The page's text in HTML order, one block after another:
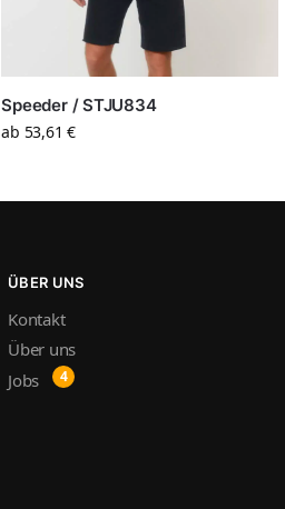
Speeder / STJU834
ab 53,61€
ÜBER UNS
Kontakt
Über uns
Jobs